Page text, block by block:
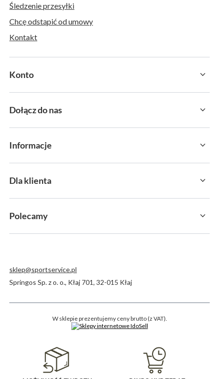
Śledzenie przesyłki
Chcę odstąpić od umowy
Kontakt
Konto
Dołącz do nas
Informacje
Dla klienta
Polecamy
sklep@sportservice.pl
Springos Sp. z o. o., Kłaj 701,32-015 Kłaj
W sklepie prezentujemy ceny brutto (z VAT).